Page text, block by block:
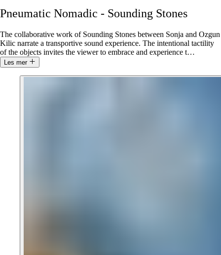
Pneumatic Nomadic - Sounding Stones
The collaborative work of Sounding Stones between Sonja and Ozgun
Kilic narrate a transportive sound experience. The intentional tactility
of the objects invites the viewer to embrace and experience t…
Les mer